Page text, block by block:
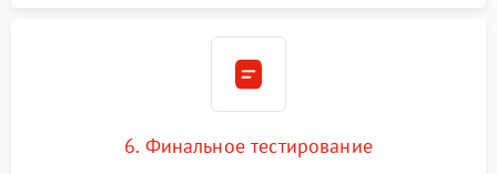
6. Финальное тестирование